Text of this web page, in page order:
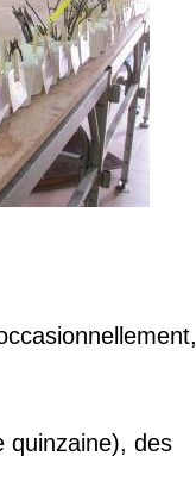
quinzaine), des